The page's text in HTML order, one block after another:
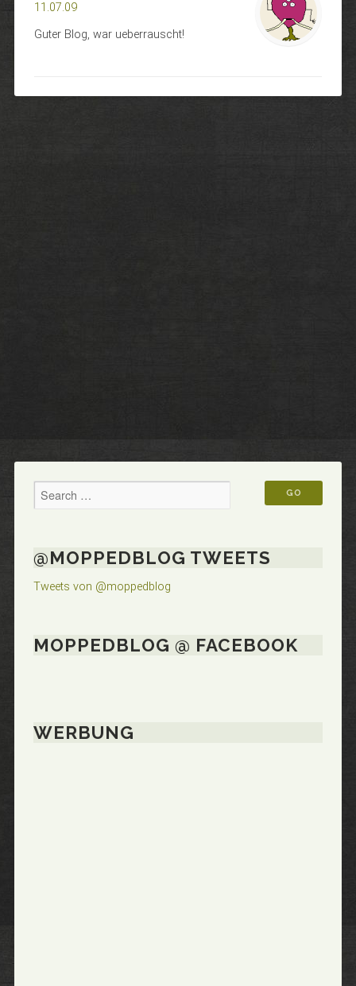
11.07.09
Guter Blog, war ueberrauscht!
@MOPPEDBLOG TWEETS
Tweets von @moppedblog
MOPPEDBLOG @ FACEBOOK
WERBUNG